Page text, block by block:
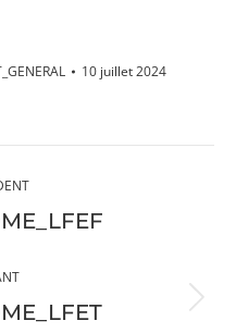
10 juillet 2024